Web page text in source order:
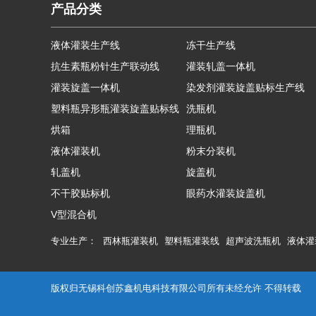
产品分类
液体灌装生产线
冻干生产线
抗生素瓶粉针生产联动线
灌装轧盖一体机
灌装旋盖一体机
染发剂灌装旋盖贴标生产线
塑料瓶异形瓶灌装旋盖贴标线
洗瓶机
烘箱
理瓶机
液体灌装机
粉末分装机
轧盖机
旋盖机
不干胶贴标机
眼药水灌装旋盖机
V型混合机
专业生产： 西林瓶灌装机 塑料瓶灌装线 超声波洗瓶机 液体
版权归无锡科创苏鑫机电科技有限公司所有未经允许 不得转载